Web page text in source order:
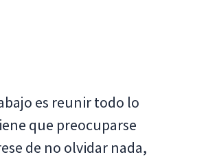
es reunir todo lo
que preocuparse
de no olvidar nada,